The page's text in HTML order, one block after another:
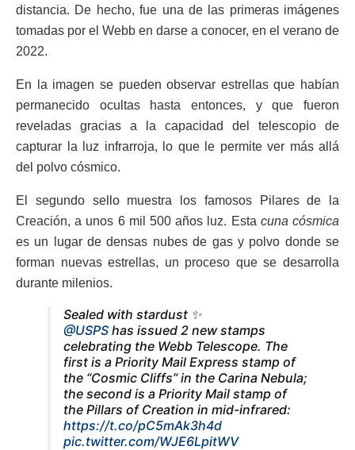
distancia. De hecho, fue una de las primeras imágenes
tomadas por el Webb en darse a conocer, en el verano de
2022.
En la imagen se pueden observar estrellas que habían
permanecido ocultas hasta entonces, y que fueron
reveladas gracias a la capacidad del telescopio de
capturar la luz infrarroja, lo que le permite ver más allá
del polvo cósmico.
El segundo sello muestra los famosos Pilares de la
Creación, a unos 6 mil 500 años luz. Esta cuna cósmica
es un lugar de densas nubes de gas y polvo donde se
forman nuevas estrellas, un proceso que se desarrolla
durante milenios.
Sealed with stardust ✨
@USPS has issued 2 new stamps
celebrating the Webb Telescope. The
first is a Priority Mail Express stamp of
the “Cosmic Cliffs” in the Carina Nebula;
the second is a Priority Mail stamp of
the Pillars of Creation in mid-infrared:
https://t.co/pC5mAk3h4d
pic.twitter.com/WJE6LpitWV